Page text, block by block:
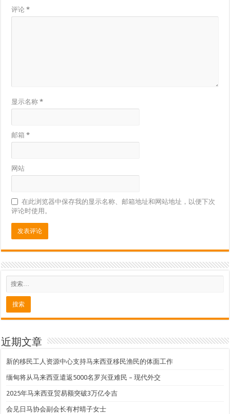
评论*
显示名称*
邮箱*
网站
在此浏览器中保存我的显示名称、邮箱地址和网站地址，以便下次
评论时使用。
近期文章
新的移民工人资源中心支持马来西亚移民渔民的体面工作
缅甸将从马来西亚遣返5000名罗兴亚难民 – 现代外交
2025年马来西亚贸易额突破3万亿令吉
会见日马协会副会长有村晴子女士